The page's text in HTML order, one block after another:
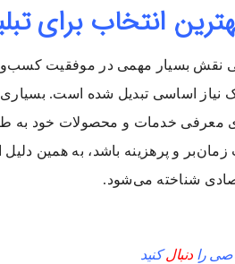
انتخاب برای
نقش بسیار مهمی در موفقیت
نیاز اساسی تبدیل شده است.
خدمات و محصولات خود به
و پرهزینه باشد، به همین دلیل
شناخته می‌شود.
رادنبالکنید